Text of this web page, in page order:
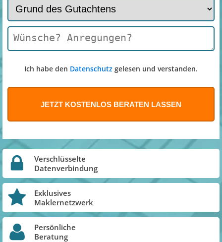
Ich habe den Datenschutz gelesen und verstanden.
Verschlüsselte
Datenverbindung
Exklusives
Maklernetzwerk
Persönliche
Beratung